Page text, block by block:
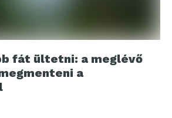
fát ültetni: a meglévő
a